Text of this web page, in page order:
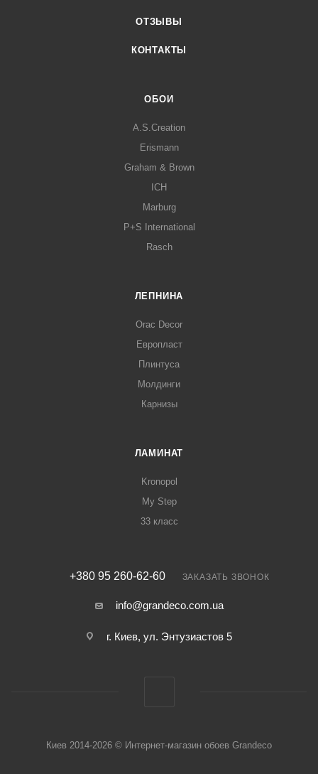
ОТЗЫВЫ
КОНТАКТЫ
ОБОИ
A.S.Creation
Erismann
Graham & Brown
ICH
Marburg
P+S International
Rasch
ЛЕПНИНА
Orac Decor
Европласт
Плинтуса
Молдинги
Карнизы
ЛАМИНАТ
Kronopol
My Step
33 класс
+380 95 260-62-60 ЗАКАЗАТЬ ЗВОНОК
info@grandeco.com.ua
г. Киев, ул. Энтузиастов 5
Киев 2014-2026 © Интернет-магазин обоев Grandeco